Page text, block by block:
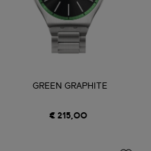
GREEN GRAPHITE
€ 215,00